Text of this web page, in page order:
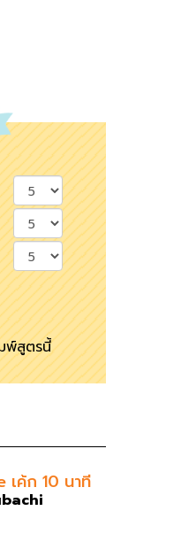
พ์สูตรนี้
เค้ก 10 นาที